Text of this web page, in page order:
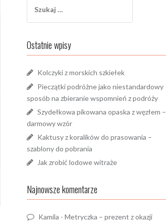
Ostatnie wpisy
Kolczyki z morskich szkiełek
Pieczątki podróżne jako niestandardowy
sposób na zbieranie wspomnień z podróży
Szydełkowa pikowana opaska z węzłem –
darmowy wzór
Kaktusy z koralików do prasowania –
szablony do pobrania
Jak zrobić lodowe witraże
Najnowsze komentarze
Kamila - Metryczka – prezent z okazji